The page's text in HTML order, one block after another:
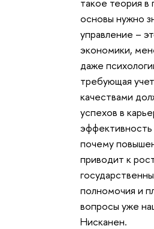
основы нужно
управление –
экономики,
даже
требующая
качествами
успехов в
эффективность
почему
приводит к
полномочия и
вопросы уже
Нисканен.